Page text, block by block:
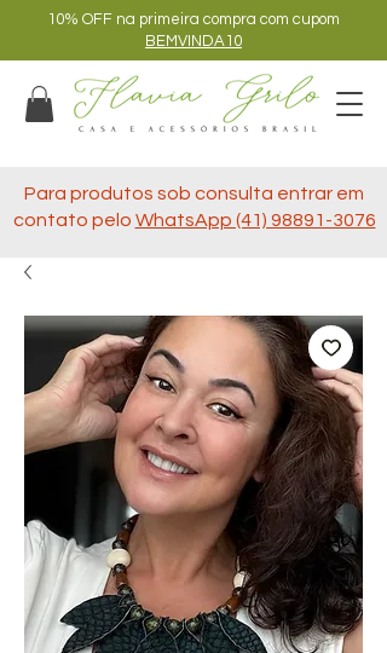
10% OFF na primeira compra com cupom
BEMVINDA10
Para produtos sob consulta entrar em
contato pelo WhatsApp (41) 98891-3076